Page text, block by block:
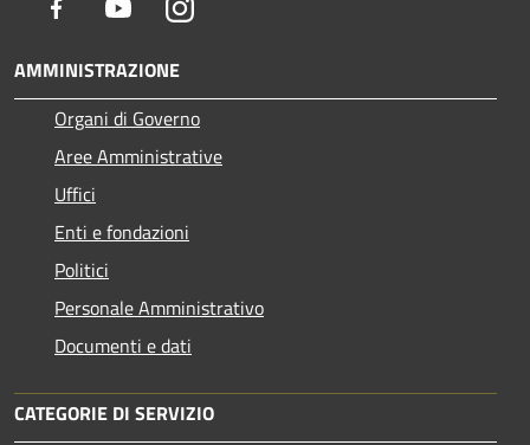
Facebook YoutubeInstagram
AMMINISTRAZIONE
Organi di Governo
Aree Amministrative
Uffici
Enti e fondazioni
Politici
Personale Amministrativo
Documenti e dati
CATEGORIE DI SERVIZIO